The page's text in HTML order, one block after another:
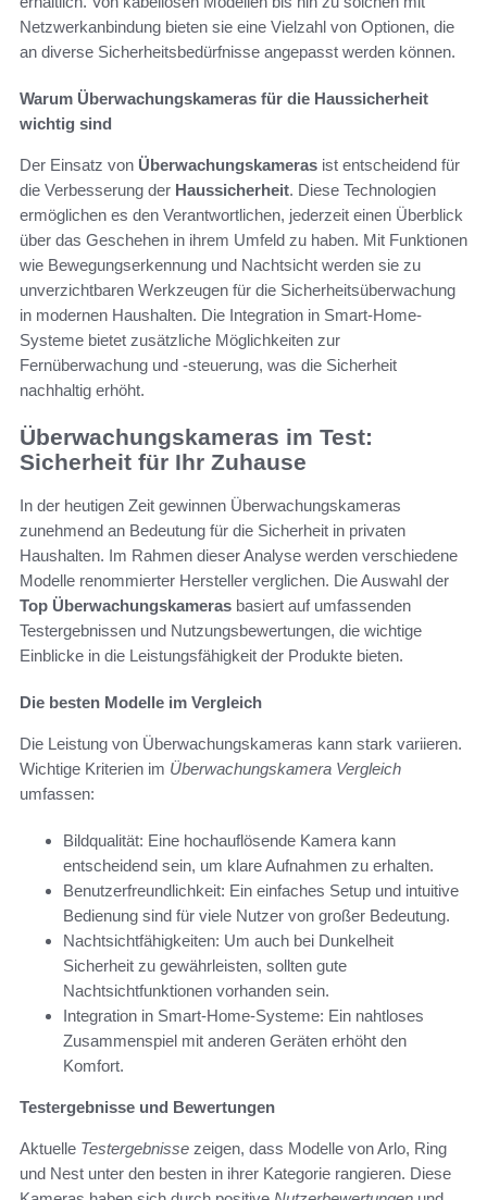
Netzwerkanbindung bieten sie eine Vielzahl von Optionen, die
an diverse Sicherheitsbedürfnisse angepasst werden können.
Warum Überwachungskameras für die Haussicherheit
wichtig sind
Der Einsatz von Überwachungskameras ist entscheidend für
die Verbesserung der Haussicherheit. Diese Technologien
ermöglichen es den Verantwortlichen, jederzeit einen Überblick
über das Geschehen in ihrem Umfeld zu haben. Mit Funktionen
wie Bewegungserkennung und Nachtsicht werden sie zu
unverzichtbaren Werkzeugen für die Sicherheitsüberwachung
in modernen Haushalten. Die Integration in Smart-Home-
Systeme bietet zusätzliche Möglichkeiten zur
Fernüberwachung und -steuerung, was die Sicherheit
nachhaltig erhöht.
Überwachungskameras im Test:
Sicherheit für Ihr Zuhause
In der heutigen Zeit gewinnen Überwachungskameras
zunehmend an Bedeutung für die Sicherheit in privaten
Haushalten. Im Rahmen dieser Analyse werden verschiedene
Modelle renommierter Hersteller verglichen. Die Auswahl der
Top Überwachungskameras basiert auf umfassenden
Testergebnissen und Nutzungsbewertungen, die wichtige
Einblicke in die Leistungsfähigkeit der Produkte bieten.
Die besten Modelle im Vergleich
Die Leistung von Überwachungskameras kann stark variieren.
Wichtige Kriterien im Überwachungskamera Vergleich
umfassen:
Bildqualität: Eine hochauflösende Kamera kann
entscheidend sein, um klare Aufnahmen zu erhalten.
Benutzerfreundlichkeit: Ein einfaches Setup und intuitive
Bedienung sind für viele Nutzer von großer Bedeutung.
Nachtsichtfähigkeiten: Um auch bei Dunkelheit
Sicherheit zu gewährleisten, sollten gute
Nachtsichtfunktionen vorhanden sein.
Integration in Smart-Home-Systeme: Ein nahtloses
Zusammenspiel mit anderen Geräten erhöht den
Komfort.
Testergebnisse und Bewertungen
Aktuelle Testergebnisse zeigen, dass Modelle von Arlo, Ring
und Nest unter den besten in ihrer Kategorie rangieren. Diese